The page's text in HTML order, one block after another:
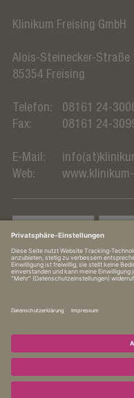
Klinikum Freising GmbH
Alois-Steinecker-Straße
85354 Freising
Telefon:
08161 24-
Fax:
08161 24-
E-Mail:
Web:
In Kooperation mit TUM
Impressum·